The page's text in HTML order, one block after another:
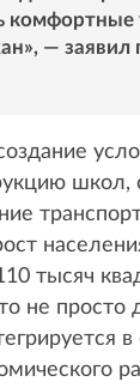
комфортные
— заявил
школ,
тысяч
не просто
в